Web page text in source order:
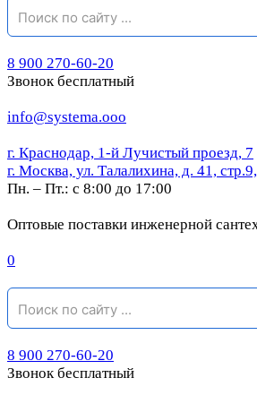
8 900 270-60-20
Звонок бесплатный
info@systema.ooo
г. Краснодар, 1-й Лучистый проезд, 7
г. Москва, ул. Талалихина, д. 41,
Пн. – Пт.: с 8:00 до 17:00
Оптовые поставки инженерной
0
8 900 270-60-20
Звонок бесплатный